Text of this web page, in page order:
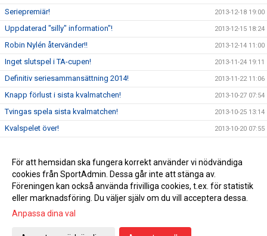
Seriepremiär! 2013-12-18 19:00
Uppdaterad "silly" information"! 2013-12-15 18:24
Robin Nylén återvänder!! 2013-12-14 11:00
Inget slutspel i TA-cupen! 2013-11-24 19:11
Definitiv seriesammansättning 2014! 2013-11-22 11:06
Knapp förlust i sista kvalmatchen! 2013-10-27 07:54
Tvingas spela sista kvalmatchen! 2013-10-25 13:14
Kvalspelet över! 2013-10-20 07:55
Länk Skånska Dagbladet. 2013-10-06 10:50
Nu väntar kval till div 3!!! 2013-10-06 09:57
Gå till Webbversion
För att hemsidan ska fungera korrekt använder vi nödvändiga
cookies från SportAdmin. Dessa går inte att stänga av.
Föreningen kan också använda frivilliga cookies, t.ex. för statistik
eller marknadsföring. Du väljer själv om du vill acceptera dessa.
Anpassa dina val